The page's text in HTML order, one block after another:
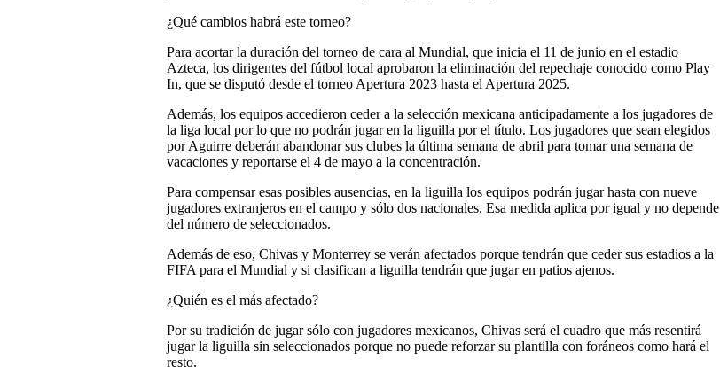
¿Qué cambios habrá este torneo?
Para acortar la duración del torneo de cara al Mundial, que inicia el 11 de junio en el estadio
Azteca, los dirigentes del fútbol local aprobaron la eliminación del repechaje conocido como Play
In, que se disputó desde el torneo Apertura 2023 hasta el Apertura 2025.
Además, los equipos accedieron ceder a la selección mexicana anticipadamente a los jugadores de
la liga local por lo que no podrán jugar en la liguilla por el título. Los jugadores que sean elegidos
por Aguirre deberán abandonar sus clubes la última semana de abril para tomar una semana de
vacaciones y reportarse el 4 de mayo a la concentración.
Para compensar esas posibles ausencias, en la liguilla los equipos podrán jugar hasta con nueve
jugadores extranjeros en el campo y sólo dos nacionales. Esa medida aplica por igual y no depende
del número de seleccionados.
Además de eso, Chivas y Monterrey se verán afectados porque tendrán que ceder sus estadios a la
FIFA para el Mundial y si clasifican a liguilla tendrán que jugar en patios ajenos.
¿Quién es el más afectado?
Por su tradición de jugar sólo con jugadores mexicanos, Chivas será el cuadro que más resentirá
jugar la liguilla sin seleccionados porque no puede reforzar su plantilla con foráneos como hará el
resto.